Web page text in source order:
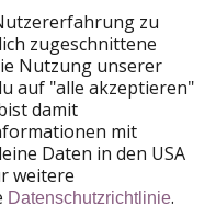
Group
zu
zugeschnittene
Nutzung unserer
auf "alle akzeptieren"
damit
mit
Daten in den USA
weitere
Datenschutzrichtlinie.